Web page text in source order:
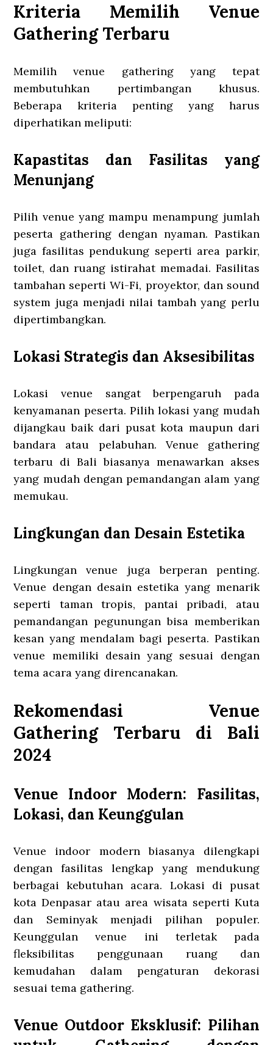
Kriteria Memilih Venue
Gathering Terbaru
Memilih venue gathering yang tepat
membutuhkan pertimbangan khusus.
Beberapa kriteria penting yang harus
diperhatikan meliputi:
Kapastitas dan Fasilitas yang
Menunjang
Pilih venue yang mampu menampung jumlah
peserta gathering dengan nyaman. Pastikan
juga fasilitas pendukung seperti area parkir,
toilet, dan ruang istirahat memadai. Fasilitas
tambahan seperti Wi-Fi, proyektor, dan sound
system juga menjadi nilai tambah yang perlu
dipertimbangkan.
Lokasi Strategis dan Aksesibilitas
Lokasi venue sangat berpengaruh pada
kenyamanan peserta. Pilih lokasi yang mudah
dijangkau baik dari pusat kota maupun dari
bandara atau pelabuhan. Venue gathering
terbaru di Bali biasanya menawarkan akses
yang mudah dengan pemandangan alam yang
memukau.
Lingkungan dan Desain Estetika
Lingkungan venue juga berperan penting.
Venue dengan desain estetika yang menarik
seperti taman tropis, pantai pribadi, atau
pemandangan pegunungan bisa memberikan
kesan yang mendalam bagi peserta. Pastikan
venue memiliki desain yang sesuai dengan
tema acara yang direncanakan.
Rekomendasi Venue
Gathering Terbaru di Bali
2024
Venue Indoor Modern: Fasilitas,
Lokasi, dan Keunggulan
Venue indoor modern biasanya dilengkapi
dengan fasilitas lengkap yang mendukung
berbagai kebutuhan acara. Lokasi di pusat
kota Denpasar atau area wisata seperti Kuta
dan Seminyak menjadi pilihan populer.
Keunggulan venue ini terletak pada
fleksibilitas penggunaan ruang dan
kemudahan dalam pengaturan dekorasi
sesuai tema gathering.
Venue Outdoor Eksklusif: Pilihan